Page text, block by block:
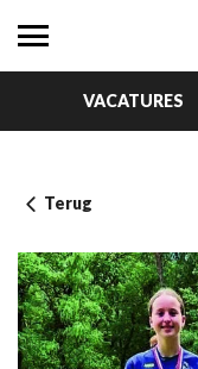
VACATURES
Terug